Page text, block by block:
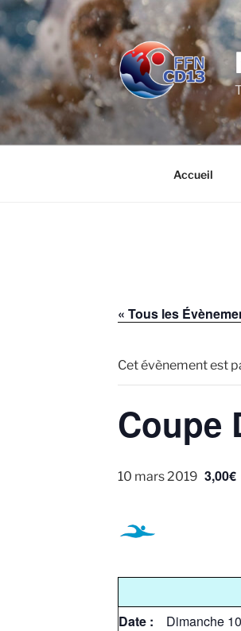
Aller
au
contenu
principal
Accueil
« Tous les
Cet évènement est
Coupe
10 mars 2019 3,00€
Date :
Dimanche